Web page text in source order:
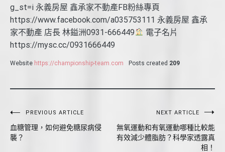
g_st=i 永義房屋 鑫承家不動產FB粉絲專頁
https://www.facebook.com/a035753111 永義房屋 鑫承
家不動產 店長 林鎰洲0931-666449
電子名片
https://mysc.cc/0931666449
Website https://championship-team.com Posts created 209
文
章
PREVIOUS ARTICLE
血糖管理，如何避免糖尿病侵
襲？
NEXT ARTICLE
無氧運動和有氧運動哪種比較能
有效減少體脂肪？科學家透露真
相！